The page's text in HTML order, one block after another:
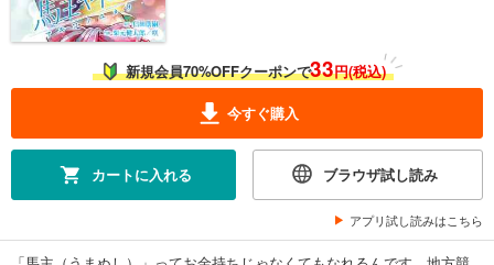
新規会員70%OFFクーポンで33円(税込)
今すぐ購入
カートに入れる ブラウザ試し読み
アプリ試し読みはこちら
あらすじを表示する
会社をやめて馬主やります！ ― アキコノユメヲ ― 47
110円 (税込)